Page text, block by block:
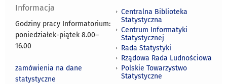
Informacja
Godziny pracy Informatorium:
poniedziałek-piątek 8.00–
16.00
zamówienia na dane
statystyczne
Centralna Biblioteka
Statystyczna
Centrum Informatyki
Statystycznej
Rada Statystyki
Rządowa Rada Ludnościowa
Polskie Towarzystwo
Statystyczne